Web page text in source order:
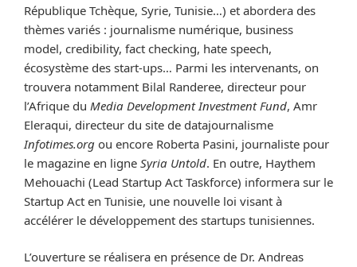
République Tchèque, Syrie, Tunisie…) et abordera des
thèmes variés : journalisme numérique, business
model, credibility, fact checking, hate speech,
écosystème des start-ups… Parmi les intervenants, on
trouvera notamment Bilal Randeree, directeur pour
l’Afrique du Media Development Investment Fund, Amr
Eleraqui, directeur du site de datajournalisme
Infotimes.org ou encore Roberta Pasini, journaliste pour
le magazine en ligne Syria Untold. En outre, Haythem
Mehouachi (Lead Startup Act Taskforce) informera sur le
Startup Act en Tunisie, une nouvelle loi visant à
accélérer le développement des startups tunisiennes.
L’ouverture se réalisera en présence de Dr. Andreas